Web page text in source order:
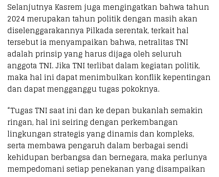
Selanjutnya Kasrem juga mengingatkan bahwa tahun
2024 merupakan tahun politik dengan masih akan
diselenggarakannya Pilkada serentak, terkait hal
tersebut ia menyampaikan bahwa, netralitas TNI
adalah prinsip yang harus dijaga oleh seluruh
anggota TNI. Jika TNI terlibat dalam kegiatan politik,
maka hal ini dapat menimbulkan konflik kepentingan
dan dapat mengganggu tugas pokoknya.
“Tugas TNI saat ini dan ke depan bukanlah semakin
ringan, hal ini seiring dengan perkembangan
lingkungan strategis yang dinamis dan kompleks,
serta membawa pengaruh dalam berbagai sendi
kehidupan berbangsa dan bernegara, maka perlunya
mempedomani setiap penekanan yang disampaikan